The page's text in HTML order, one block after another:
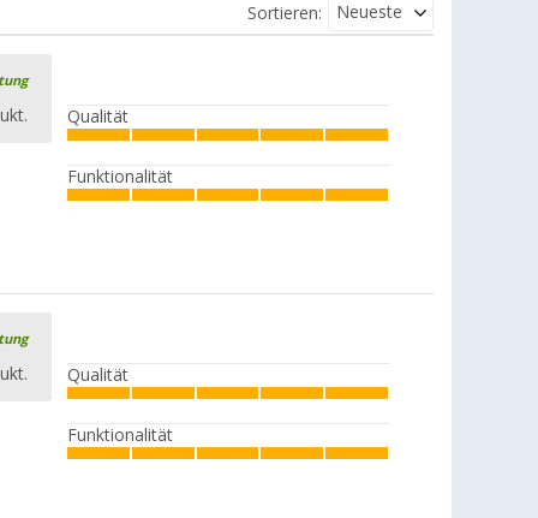
Sortieren: Neueste
Qualität
Funktionalität
Qualität
Funktionalität